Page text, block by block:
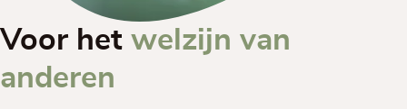
Voor het welzijn van
anderen